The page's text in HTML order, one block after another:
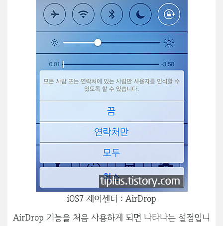
iOS7 제어센터 : AirDrop
AirDrop 기능을 처음 사용하게 되면 나타나는 설정입니